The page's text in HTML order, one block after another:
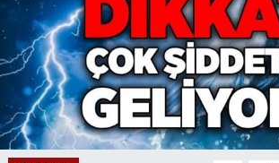
BİLİM VE TEKNOLOJİ
DUNYA
Düzce
Eğitim